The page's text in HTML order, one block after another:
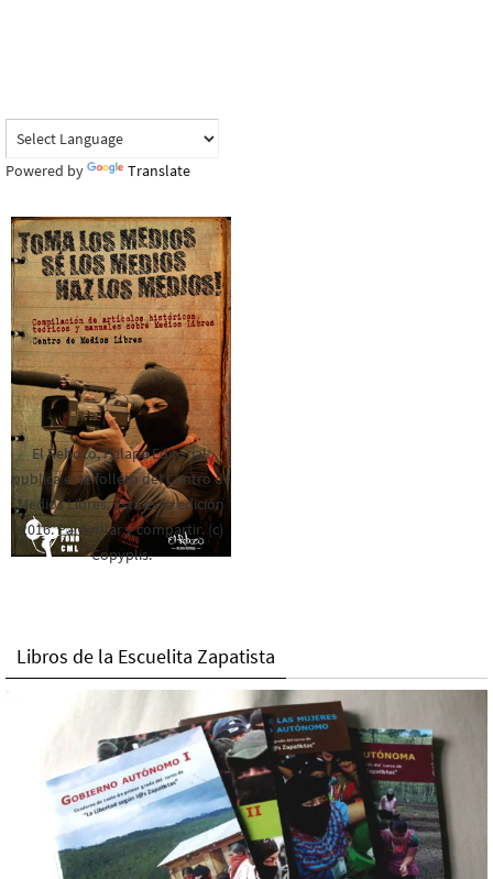
Powered by Translate
El Rebozo, Palapa Editorial,
publica este folleto del Centro de
Medios Libres. Esta es la edición
2016. Para rolar y compartir. (c)
Copyplis.
Libros de la Escuelita Zapatista